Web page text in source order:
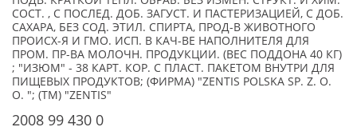
СОСТ. , С ПОСЛЕД. ДОБ. ЗАГУСТ. И ПАСТЕРИЗАЦИЕЙ, С ДОБ.
САХАРА, БЕЗ СОД. ЭТИЛ. СПИРТА, ПРОД-В ЖИВОТНОГО
ПРОИСХ-Я И ГМО. ИСП. В КАЧ-ВЕ НАПОЛНИТЕЛЯ ДЛЯ
ПРОМ. ПР-ВА МОЛОЧН. ПРОДУКЦИИ. (ВЕС ПОДДОНА 40 КГ)
; "ИЗЮМ" - 38 КАРТ. КОР. С ПЛАСТ. ПАКЕТОМ ВНУТРИ ДЛЯ
ПИЩЕВЫХ ПРОДУКТОВ; (ФИРМА) "ZENTIS POLSKA SP. Z. O.
O. "; (TM) "ZENTIS"
2008 99 430 0